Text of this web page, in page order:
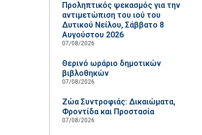
Προληπτικός ψεκασμός για την
αντιμετώπιση του ιού του
Δυτικού Νείλου, Σάββατο 8
Αυγούστου 2026
07/08/2026
Θερινό ωράριο δημοτικών
βιβλοθηκών
07/08/2026
Ζώα Συντροφιάς: Δικαιώματα,
Φροντίδα και Προστασία
07/08/2026